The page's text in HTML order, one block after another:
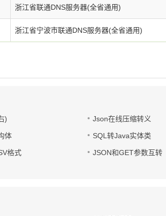
浙江省联通DNS服务器(全省通用)
浙江省宁波市联通DNS服务器(全省通用)
) Json在线压缩转义
体 SQL转Java实体类
格式 JSON和GET参数互转